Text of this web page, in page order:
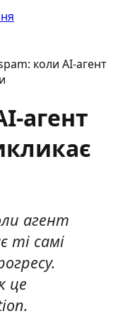
коли AI-агент
агент
агент
ті самі
це